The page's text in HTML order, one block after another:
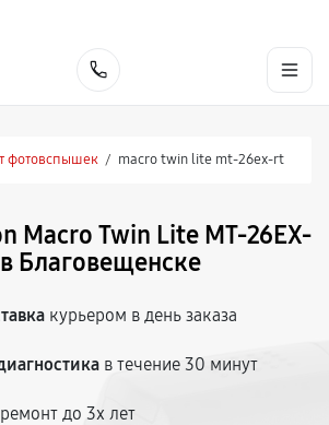
фотовспышек / macro twin lite mt-26ex-rt
Macro Twin Lite MT-26EX-
в Благовещенске
курьером в день заказа
в течение 30 минут
до 3х лет